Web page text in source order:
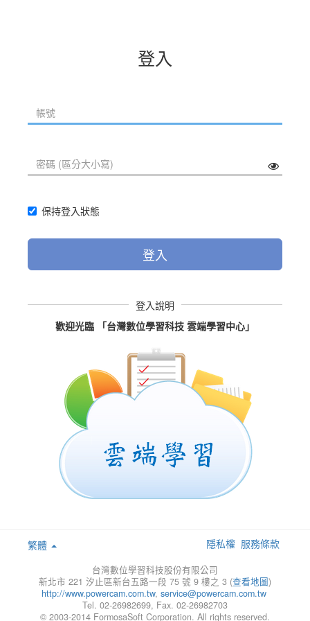
登入
保持登入狀態
登入
登入說明
歡迎光臨 「台灣數位學習科技 雲端學習中心」
繁體 隱私權 服務條款
台灣數位學習科技股份有限公司
新北市 221 汐止區新台五路一段 75 號 9 樓之 3 (查看地圖)
http://www.powercam.com.tw, service@powercam.com.tw
Tel. 02-26982699, Fax. 02-26982703
© 2003-2014 FormosaSoft Corporation. All rights reserved.